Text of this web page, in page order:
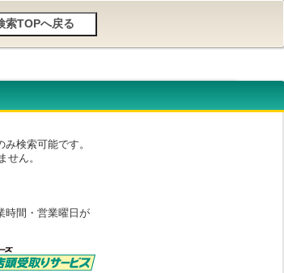
検索可能です。
ん。
時間・営業曜日が